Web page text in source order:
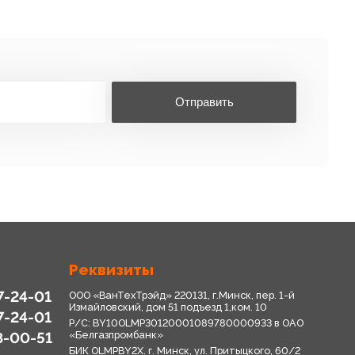
Отправить
24-01
24-01
00-51
Реквизиты
ООО «ВанТехТрэйд» 220131, г.Минск, пер. 1-й
Измайловский, дом 51 подъезд 1,ком. 10
Р/С: BY10OLMP30120001089780000933 в OАО
«Белгазпромбанк»
БИК OLMPBY2X. г. Минск, ул. Притыцкого, 60/2